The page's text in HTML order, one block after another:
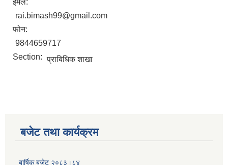
ईमेल:
rai.bimash99@gmail.com
फोन:
9844659717
Section: प्राबिधिक शाखा
बजेट तथा कार्यक्रम
बार्षिक बजेट २०८३।८४